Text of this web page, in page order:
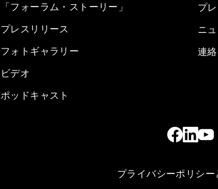
「フォーラム・ストーリー」
プレスリリース
フォトギャラリー
ビデオ
ポッドキャスト
プ
ニ
連
プライバシーポリシー